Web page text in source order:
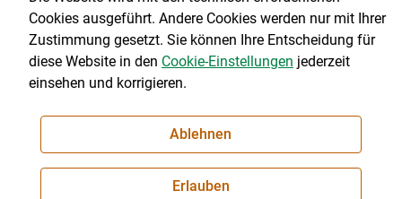
Impressum|Kontakt|Datenschutzerklärung|Barrierefreiheit|
Cookie-Einstellungen
NEWSLETTER
Cookies ausgeführt. Andere Cookies werden nur mit Ihrer
Zustimmung gesetzt. Sie können Ihre Entscheidung für
diese Website in den Cookie-Einstellungen jederzeit
einsehen und korrigieren.
Ablehnen
Erlauben